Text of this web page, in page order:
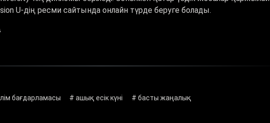
U-дің ресми сайтында онлайн түрде беруге болады.
бағдарламасы # ашық есік күні # басты жаңалық